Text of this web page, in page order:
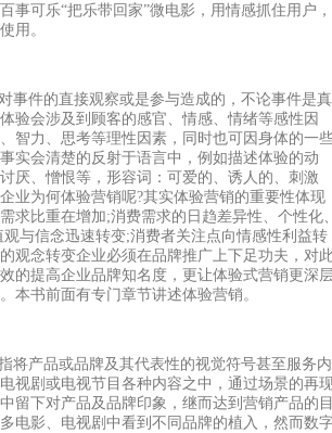
事可乐“把乐带回家”微电影，用情感抓住用户
用。
事件的直接观察或是参与造成的，不论事件是
验会涉及到顾客的感官、情感、情绪等感性因
智力、思考等理性因素，同时也可因身体的一
实会清楚的反射于语言中，例如描述体验的动
厌、憎恨等，形容词：可爱的、诱人的、刺激
业为何体验营销呢?其实体验营销的重要性体现
求比重在增加;消费需求的日趋差异性、个性化
观与信念迅速转变;消费者关注点向情感性利益转
观念转变企业必须在品牌推广上下足功夫，对
的提高企业品牌知名度，更让体验式营销更深
本书前面有专门章节讲述体验营销。
将产品或品牌及其代表性的视觉符号甚至服务
视剧或电视节目各种内容之中，通过场景的再
留下对产品及品牌印象，继而达到营销产品的
电影、电视剧中看到不同品牌的植入，然而数